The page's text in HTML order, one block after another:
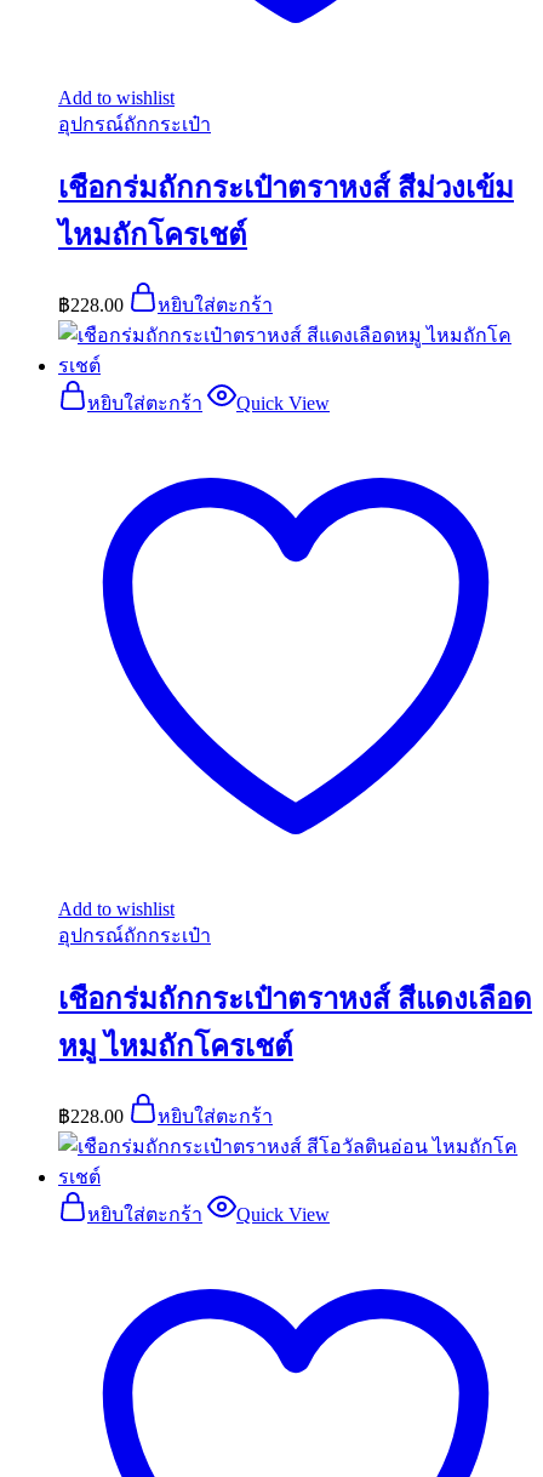
Add to wishlist
อุปกรณ์ถักกระเป๋า
เชือกร่มถักกระเป๋าตราหงส์ สีม่วงเข้ม
ไหมถักโครเชต์
฿228.00 หยิบใส่ตะกร้า
หยิบใส่ตะกร้า Quick View
Add to wishlist
อุปกรณ์ถักกระเป๋า
เชือกร่มถักกระเป๋าตราหงส์ สีแดงเลือด
หมู ไหมถักโครเชต์
฿228.00 หยิบใส่ตะกร้า
หยิบใส่ตะกร้า Quick View